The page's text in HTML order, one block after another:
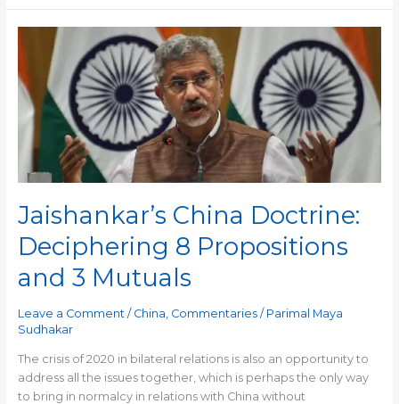
Jaishankar’s China Doctrine:
Deciphering 8 Propositions
and 3 Mutuals
Leave a Comment / China Commentaries/ Parimal Maya
Sudhakar
The crisis of 2020 in bilateral relations is also an opportunity to
address all the issues together, which is perhaps the only way
to bring in normalcy in relations with China without
Jaishankar’s
Doctrine:
Deciphering
Propositions
and
Mutuals